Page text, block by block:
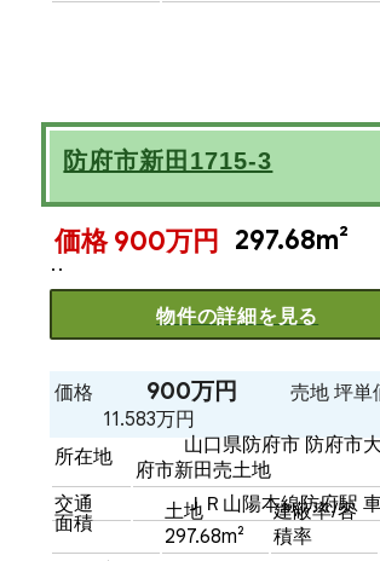
防府市新田1715-3
価格 900万円 297.68m²
物件の詳細を見る
価格 900万円 売地 坪単
11.583万円
所在地
山口県防府市 防府
府市新田売土地
交通
ＪＲ山陽本線防府駅
面積
土地
297.68m²
建蔽率/容
積率